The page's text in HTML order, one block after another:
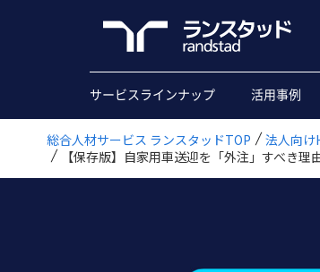
サービスラインナップ 活用事例
総合人材サービス ランスタッドTOP
法人向
【保存版】自家用車送迎を「外注」すべき